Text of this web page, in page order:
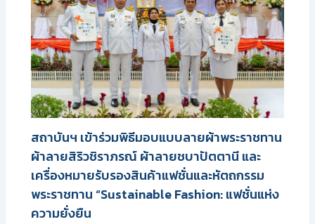
สถาบันฯ เข้าร่วมพิธีมอบแบบลายผ้าพระราชทาน
ผ้าลายสิริวชิราภรณ์ ผ้าลายชบาปัตตานี และ
เครื่องหมายรับรองสินค้าแฟชั่นและหัตถกรรม
พระราชทาน “Sustainable Fashion: แฟชั่นแห่ง
ความยั่งยืน